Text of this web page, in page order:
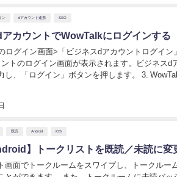
ン dアカウント連携 SSO
アカウントでWowTalkにログインする
ログイン画面>「ビジネスdアカウントログイン
トのログイン画面が表示されます。ビジネスd
し、「ログイン」ボタンを押します。 3.
既読 Android iOS
】トークリストを既読／未読に変
画面でトークルームをスワイプし、トークルー